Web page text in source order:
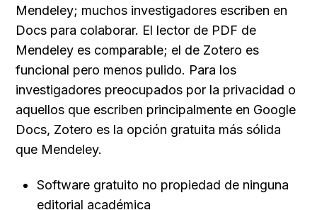
Mendeley; muchos investigadores escriben en
Docs para colaborar. El lector de PDF de
Mendeley es comparable; el de Zotero es
funcional pero menos pulido. Para los
investigadores preocupados por la privacidad o
aquellos que escriben principalmente en Google
Docs, Zotero es la opción gratuita más sólida
que Mendeley.
Software gratuito no propiedad de ninguna
editorial académica